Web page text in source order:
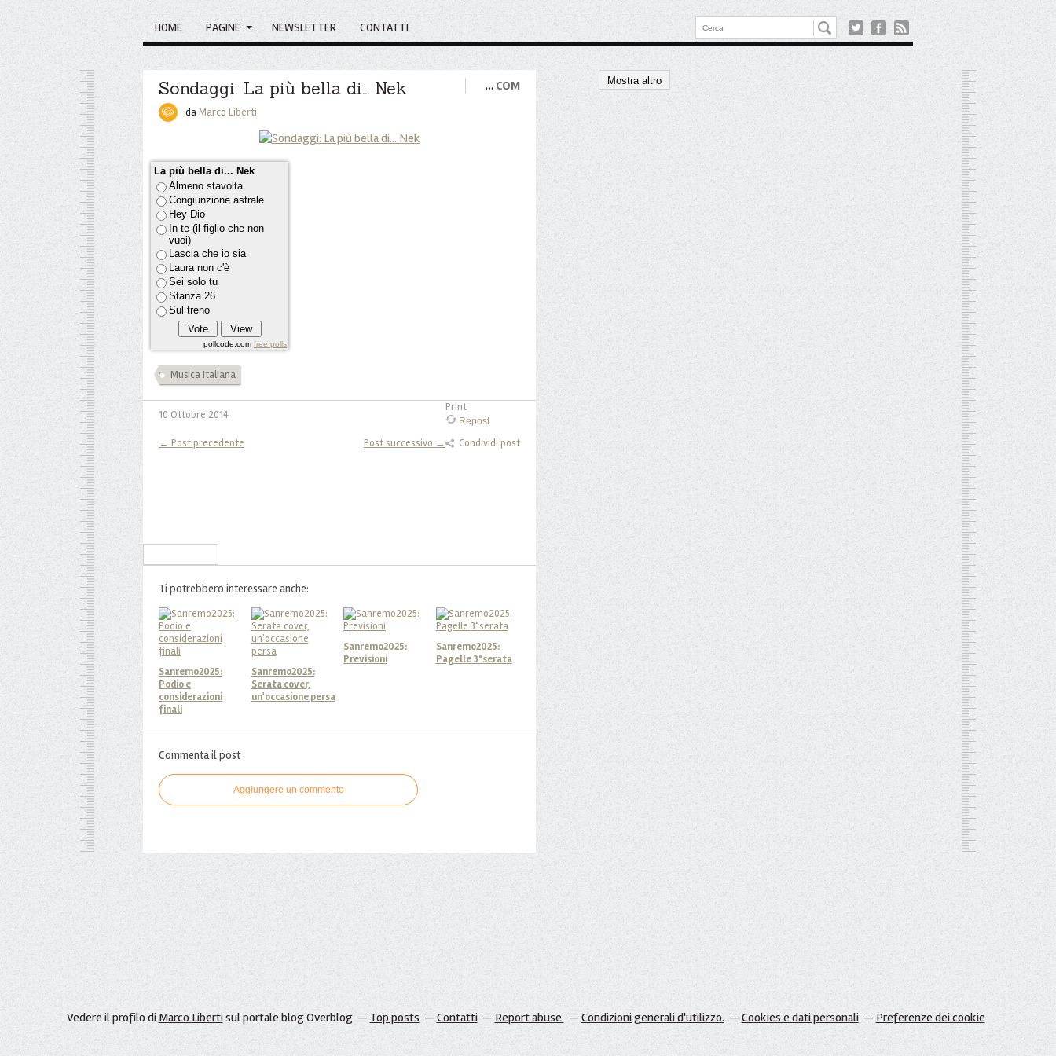
HOME PAGINE NEWSLETTER CONTATTI
Sondaggi: La più bella di... Nek … COM
daMarco Liberti
La più bella di... Nek
Almeno stavolta
Congiunzione astrale
Hey Dio
In te (il figlio che non
vuoi)
Lascia che io sia
Laura non c'è
Sei solo tu
Stanza 26
Sul treno
pollcode.com free polls
Musica Italiana
10 Ottobre 2014
Print
Repost
Condividi post
← Post precedente Post successivo →
Ti potrebbero interessare anche:
Sanremo2025:
Podio e
considerazioni
finali
Sanremo2025:
Serata cover,
un'occasione persa
Sanremo2025:
Previsioni
Sanremo2025:
Pagelle 3°serata
Commenta il post
Aggiungere un commento
Mostra altro
Vedere il profilo di Marco Libertisul portale blog Overblog Top posts Contatti Report abuse Condizioni generali d'utilizzo. Cookies e dati personali Preferenze dei cookie